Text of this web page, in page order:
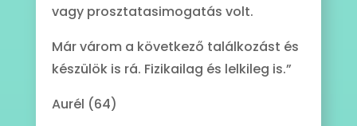
vagy prosztatasimogatás volt.
Már várom a következő találkozást és
készülök is rá. Fizikailag és lelkileg is.”
Aurél (64)